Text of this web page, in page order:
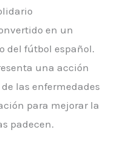
en un
del fútbol español.
una acción
las enfermedades
para mejorar la
padecen.